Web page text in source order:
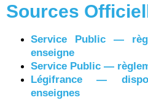
Sources
Service Public —
enseigne
Service Public —
Légifrance —
enseignes